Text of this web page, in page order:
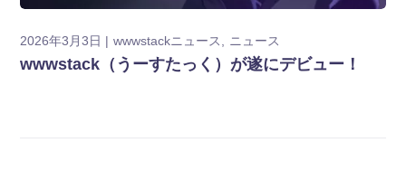
2026年3月3日 wwwstackニュース ニュース
wwwstack（うーすたっく）が遂にデビュー！